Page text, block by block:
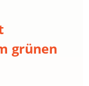
grünen